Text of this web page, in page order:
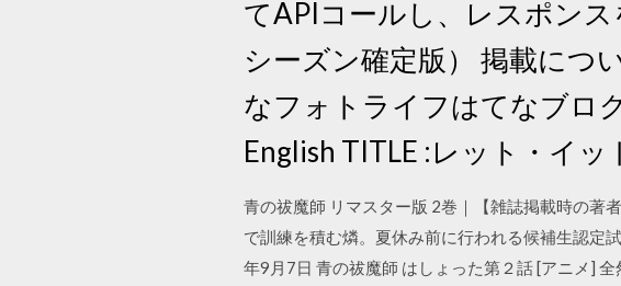
てAPIコールし、レスポン
シーズン確定版） 掲載につ
なフォトライフはてなブロ
English TITLE :レット・イ
青の祓魔師 リマスター版 2巻｜【雑誌掲載時の著
で訓練を積む燐。夏休み前に行われる候補生認定
年9月7日 青の祓魔師 はしょった第２話 [アニメ]